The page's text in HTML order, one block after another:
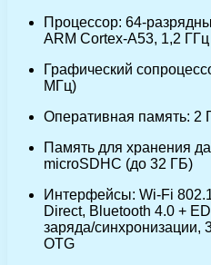
Процессор: 64-
ARM Cortex-A53, 1,2 ГГц
Графический
МГц)
Оперативная память: 2
Память для хранения
microSDHC (до 32 ГБ)
Интерфейсы: Wi-Fi
Direct, Bluetooth 4.0 +
заряда/
OTG